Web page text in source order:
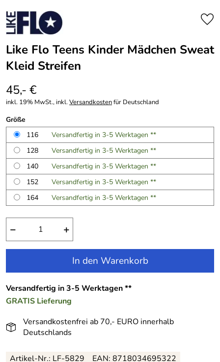
Like Flo Teens Kinder Mädchen Sweat
Kleid Streifen
45,- €
inkl. 19% MwSt., inkl.Versandkostenfür Deutschland
Größe
116
Versandfertig in 3-5 Werktagen **
128
Versandfertig in 3-5 Werktagen **
140
Versandfertig in 3-5 Werktagen **
152
Versandfertig in 3-5 Werktagen **
164
Versandfertig in 3-5 Werktagen **
− +
In den Warenkorb
Versandfertig in 3-5 Werktagen **
GRATIS Lieferung
Versandkostenfrei ab 70,- EURO innerhalb
Deutschlands
Artikel-Nr.: LF-5829 EAN: 8718034695322